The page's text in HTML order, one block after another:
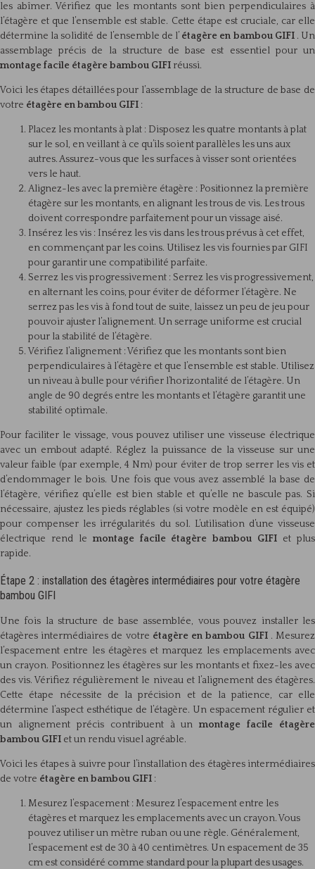
les abîmer. Vérifiez que les montants sont bien perpendiculaires à
l’étagère et que l’ensemble est stable. Cette étape est cruciale, car elle
détermine la solidité de l’ensemble de l’ étagère en bambou GIFI . Un
assemblage précis de la structure de base est essentiel pour un
montage facile étagère bambou GIFI réussi.
Voici les étapes détaillées pour l’assemblage de la structure de base de
votre étagère en bambou GIFI :
Placez les montants à plat : Disposez les quatre montants à plat
sur le sol, en veillant à ce qu’ils soient parallèles les uns aux
autres. Assurez-vous que les surfaces à visser sont orientées
vers le haut.
Alignez-les avec la première étagère : Positionnez la première
étagère sur les montants, en alignant les trous de vis. Les trous
doivent correspondre parfaitement pour un vissage aisé.
Insérez les vis : Insérez les vis dans les trous prévus à cet effet,
en commençant par les coins. Utilisez les vis fournies par GIFI
pour garantir une compatibilité parfaite.
Serrez les vis progressivement : Serrez les vis progressivement,
en alternant les coins, pour éviter de déformer l’étagère. Ne
serrez pas les vis à fond tout de suite, laissez un peu de jeu pour
pouvoir ajuster l’alignement. Un serrage uniforme est crucial
pour la stabilité de l’étagère.
Vérifiez l’alignement : Vérifiez que les montants sont bien
perpendiculaires à l’étagère et que l’ensemble est stable. Utilisez
un niveau à bulle pour vérifier l’horizontalité de l’étagère. Un
angle de 90 degrés entre les montants et l’étagère garantit une
stabilité optimale.
Pour faciliter le vissage, vous pouvez utiliser une visseuse électrique
avec un embout adapté. Réglez la puissance de la visseuse sur une
valeur faible (par exemple, 4 Nm) pour éviter de trop serrer les vis et
d’endommager le bois. Une fois que vous avez assemblé la base de
l’étagère, vérifiez qu’elle est bien stable et qu’elle ne bascule pas. Si
nécessaire, ajustez les pieds réglables (si votre modèle en est équipé)
pour compenser les irrégularités du sol. L’utilisation d’une visseuse
électrique rend le montage facile étagère bambou GIFI et plus
rapide.
Étape 2 : installation des étagères intermédiaires pour votre étagère
bambou GIFI
Une fois la structure de base assemblée, vous pouvez installer les
étagères intermédiaires de votre étagère en bambou GIFI . Mesurez
l’espacement entre les étagères et marquez les emplacements avec
un crayon. Positionnez les étagères sur les montants et fixez-les avec
des vis. Vérifiez régulièrement le niveau et l’alignement des étagères.
Cette étape nécessite de la précision et de la patience, car elle
détermine l’aspect esthétique de l’étagère. Un espacement régulier et
un alignement précis contribuent à unmontage facile étagère
bambou GIFI et un rendu visuel agréable.
Voici les étapes à suivre pour l’installation des étagères intermédiaires
de votre étagère en bambou GIFI :
Mesurez l’espacement : Mesurez l’espacement entre les
étagères et marquez les emplacements avec un crayon. Vous
pouvez utiliser un mètre ruban ou une règle. Généralement,
l’espacement est de 30 à 40 centimètres. Un espacement de 35
cm est considéré comme standard pour la plupart des usages.